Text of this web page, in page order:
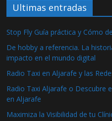
Ultimas entradas
Stop Fly Guía práctica y Cómo
De hobby a referencia. La
impacto en el mundo digital
Radio Taxi en Aljarafe y las
Radio Taxi Aljarafe o Descubre
en Aljarafe
Maximiza la Visibilidad de tu